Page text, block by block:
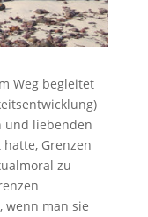
Weg begleitet
und liebenden
Grenzen
zu
wenn man sie